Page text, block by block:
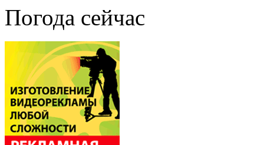
Погода сейчас